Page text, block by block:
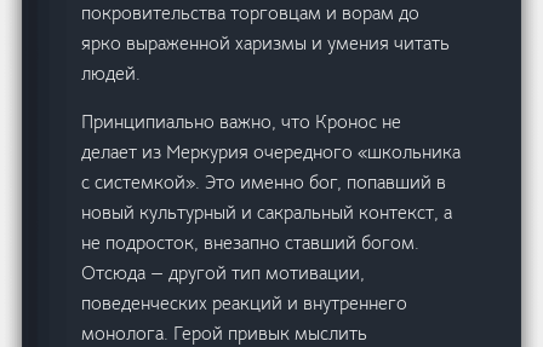
покровительства торговцам и ворам до
ярко выраженной харизмы и умения читать
людей.
Принципиально важно, что Кронос не
делает из Меркурия очередного «школьника
с системкой». Это именно бог, попавший в
новый культурный и сакральный контекст, а
не подросток, внезапно ставший богом.
Отсюда — другой тип мотивации,
поведенческих реакций и внутреннего
монолога. Герой привык мыслить